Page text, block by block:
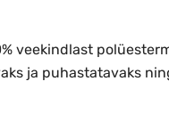
veekindlast
ja puhastatavaks